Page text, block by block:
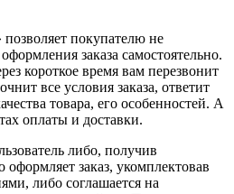
покупателю не
заказа самостоятельно.
короткое время вам перезвонит
все условия заказа, ответит
товара, его особенностей. А
оплаты и доставки.
либо, получив
оформляет заказ, укомплектовав
либо соглашается на